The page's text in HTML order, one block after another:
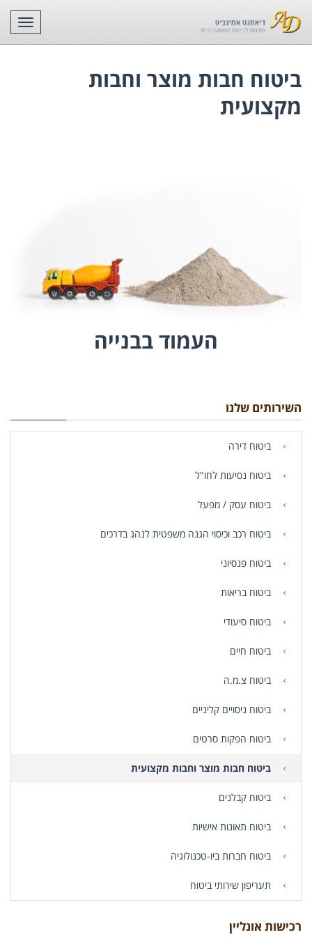
ביטוח חבות מוצר וחבות
מקצועית
העמוד בבנייה
השירותים שלנו
ביטוח דירה
ביטוח נסיעות לחו"ל
ביטוח עסק / מפעל
ביטוח רכב וכיסוי הגנה משפטית לנהג בדרכים
ביטוח פנסיוני
ביטוח בריאות
ביטוח סיעודי
ביטוח חיים
ביטוח צ.מ.ה
ביטוח ניסויים קליניים
ביטוח הפקות סרטים
ביטוח חבות מוצר וחבות מקצועית
ביטוח קבלנים
ביטוח תאונות אישיות
ביטוח חברות ביו-טכנולוגיה
תעריפון שירותי ביטוח
רכישות אונליין